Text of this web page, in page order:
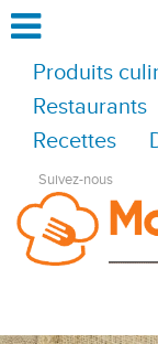
Produits
Restaurants
Recettes
Suivez-nous